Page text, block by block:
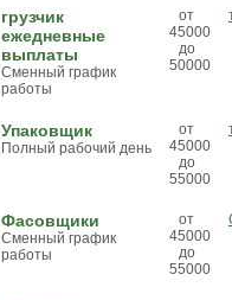
грузчик
ежедневные
выплаты
Сменный график
работы
от
45000
до
50000
Упаковщик
Полный рабочий день
от
45000
до
55000
Фасовщики
Сменный график
работы
от
45000
до
55000